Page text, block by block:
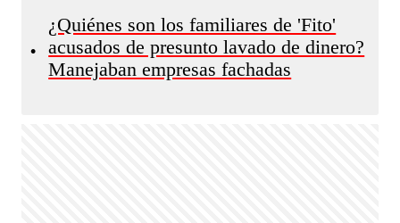
•
¿Quiénes son los familiares de 'Fito'
acusados de presunto lavado de dinero?
Manejaban empresas fachadas